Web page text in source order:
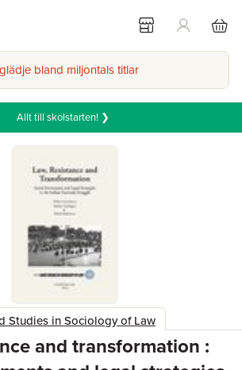
bland miljontals titlar
Allt till skolstarten! ❯
Studies in Sociology of Law
and transformation :